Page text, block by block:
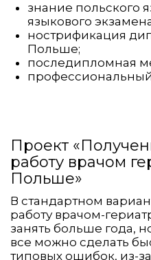
знание польского
языкового
нострификация
Польше;
последипломная
профессиональный
Проект
работу врачом
Польше»
В стандартном
работу врачом-
занять больше года,
все можно сделать
типовых ошибок, из-